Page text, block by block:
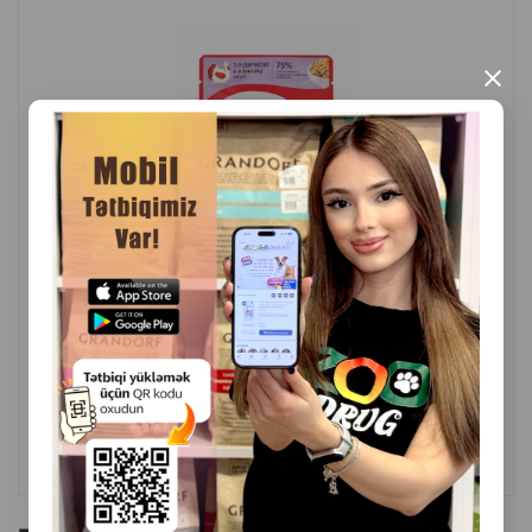
×
( Rəylər)
Qiymət
Almaq
0.85 gr (pauç)
0.64
ALMAQ